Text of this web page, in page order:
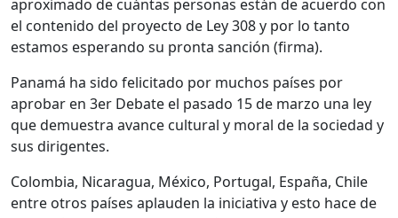
aproximado de cuántas personas están de acuerdo con
el contenido del proyecto de Ley 308 y por lo tanto
estamos esperando su pronta sanción (firma).
Panamá ha sido felicitado por muchos países por
aprobar en 3er Debate el pasado 15 de marzo una ley
que demuestra avance cultural y moral de la sociedad y
sus dirigentes.
Colombia, Nicaragua, México, Portugal, España, Chile
entre otros países aplauden la iniciativa y esto hace de